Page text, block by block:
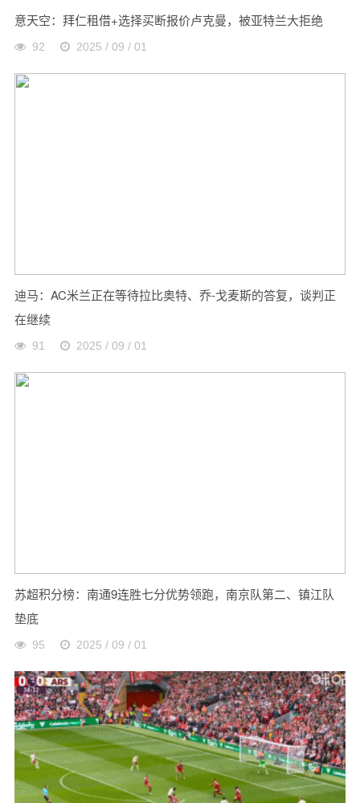
意天空：拜仁租借+选择买断报价卢克曼，被亚特兰大拒绝
92 2025 / 09 / 01
迪马：AC米兰正在等待拉比奥特、乔-戈麦斯的答复，谈判正
在继续
91 2025 / 09 / 01
苏超积分榜：南通9连胜七分优势领跑，南京队第二、镇江队
垫底
95 2025 / 09 / 01